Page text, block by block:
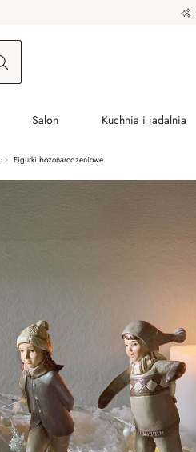
Salon Kuchnia i jadalnia
Figurki bożonarodzeniowe